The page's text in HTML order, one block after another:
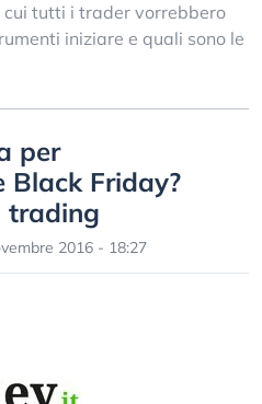
tutti i trader vorrebbero
iniziare e quali sono le
per
Black Friday?
trading
2016 - 18:27